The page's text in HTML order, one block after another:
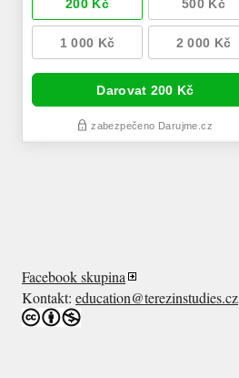
Facebook skupina
Kontakt: education@terezinstudies.cz